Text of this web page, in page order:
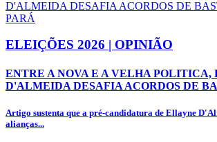
ELEIÇÕES 2026 | OPINIÃO
ENTRE A NOVA E A VELHA POLITICA,
D'ALMEIDA DESAFIA ACORDOS DE
Artigo sustenta que a pré-candidatura de Ellayne
alianças...